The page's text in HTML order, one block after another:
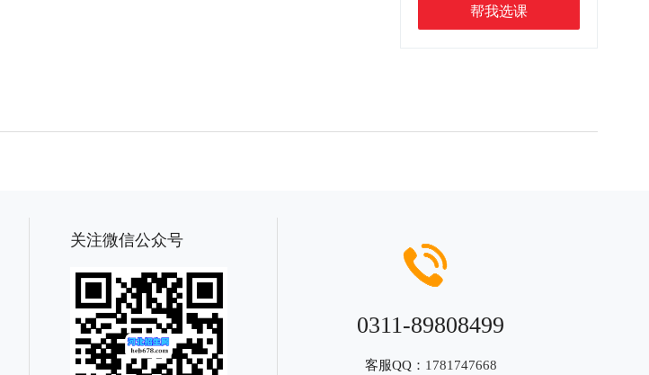
帮我选课
关注微信公众号
0311-89808499
客服QQ： 1781747668